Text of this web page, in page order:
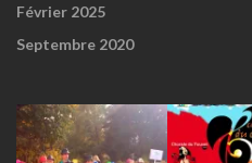
Février 2025
Septembre 2020